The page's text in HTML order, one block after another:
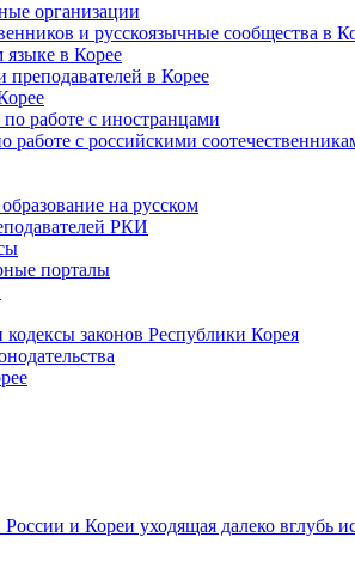
организации
и русскоязычные сообщества в
языке в Корее
преподавателей в Корее
работе с иностранцами
работе с российскими
на русском
РКИ
порталы
законов Республики Корея
и Кореи уходящая далеко вглубь